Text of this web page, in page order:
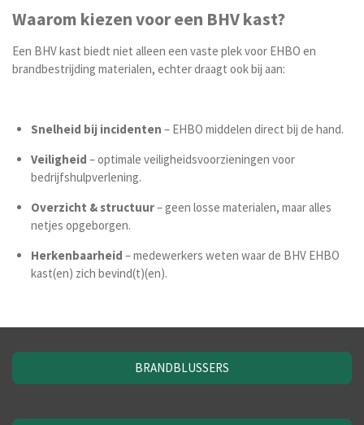
Waarom kiezen voor een BHV kast?
Een BHV kast biedt niet alleen een vaste plek voor EHBO en
brandbestrijding materialen, echter draagt ook bij aan:
Snelheid bij incidenten – EHBO middelen direct bij de hand.
Veiligheid – optimale veiligheidsvoorzieningen voor
bedrijfshulpverlening.
Overzicht & structuur– geen losse materialen, maar alles
netjes opgeborgen.
Herkenbaarheid – medewerkers weten waar de BHV EHBO
kast(en) zich bevind(t)(en).
BRANDBLUSSERS